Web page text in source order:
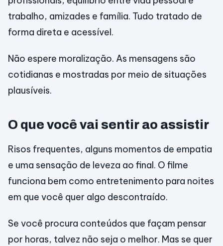
trabalho, amizades e família. Tudo tratado de
forma direta e acessível.
Não espere moralização. As mensagens são
cotidianas e mostradas por meio de situações
plausíveis.
O que você vai sentir ao assistir
Risos frequentes, alguns momentos de empatia
e uma sensação de leveza ao final. O filme
funciona bem como entretenimento para noites
em que você quer algo descontraído.
Se você procura conteúdos que façam pensar
por horas, talvez não seja o melhor. Mas se quer